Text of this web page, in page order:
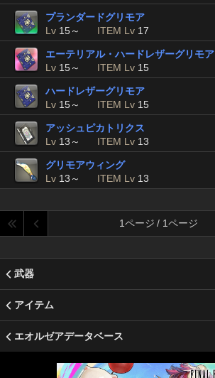
プランダードグリモア
Lv 15～ ITEM Lv 17
エーテリアル・ハードレザーグリモア
Lv 15～ ITEM Lv 15
ハードレザーグリモア
Lv 15～ ITEM Lv 15
アッシュピカトリクス
Lv 13～ ITEM Lv 13
グリモアウィング
Lv 13～ ITEM Lv 13
1ページ / 1ページ
武器
アイテム
エオルゼアデータベース